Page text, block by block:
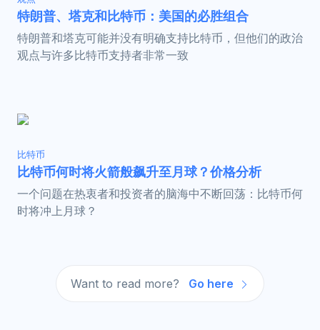
特朗普、塔克和比特币：美国的必胜组合
特朗普和塔克可能并没有明确支持比特币，但他们的政治
观点与许多比特币支持者非常一致
比特币
比特币何时将火箭般飙升至月球？价格分析
一个问题在热衷者和投资者的脑海中不断回荡：比特币何
时将冲上月球？
Want to read more? Go here